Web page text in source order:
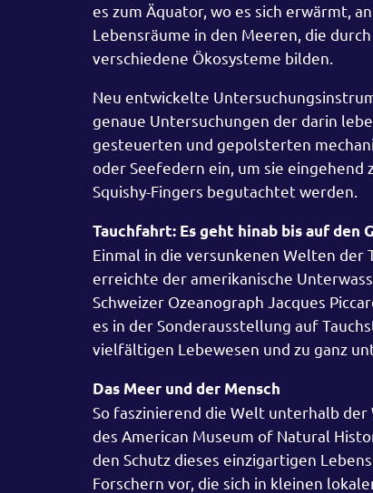
es zum Äquator, wo es sich erwärmt,
Lebensräume in den Meeren, die
verschiedene Ökosysteme bilden.
Neu entwickelte
genaue Untersuchungen der darin
gesteuerten und gepolsterten
oder Seefedern ein, um sie
Squishy-Fingers begutachtet werden.
Tauchfahrt: Es geht hinab bis auf den
Einmal in die versunkenen Welten der
erreichte der amerikanische
Schweizer Ozeanograph Jacques
es in der Sonderausstellung auf
vielfältigen Lebewesen und zu ganz
Das Meer und der Mensch
So faszinierend die Welt unterhalb der
des American Museum of Natural
den Schutz dieses einzigartigen
Forschern vor, die sich in kleinen